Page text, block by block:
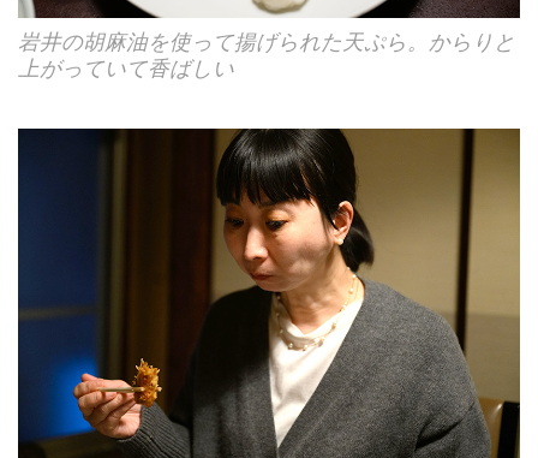
岩井の胡麻油を使って揚げられた天ぷら。からりと
上がっていて香ばしい